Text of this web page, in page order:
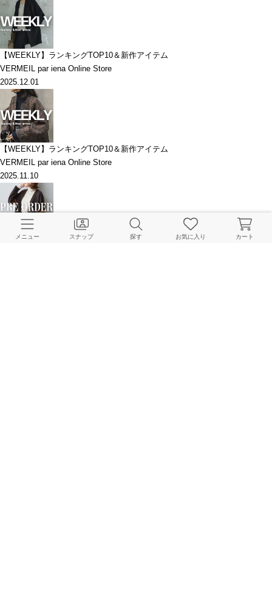
【WEEKLY】ランキングTOP10＆新作アイテム
VERMEIL par iena Online Store
2025.12.01
【WEEKLY】ランキングTOP10＆新作アイテム
VERMEIL par iena Online Store
2025.11.10
PREORDER｜ディテールに宿る上質感。大人の冬支度
メニュー スナップ 探す お気に入り カート